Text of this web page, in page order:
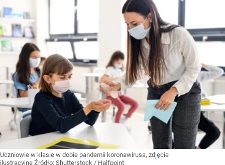
Uczniowie w klasie w dobie pandemii koronawirusa, zdjęcie
ilustracyjne Źródło: Shutterstock / Halfpoint